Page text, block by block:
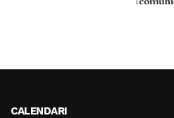
CALENDARI